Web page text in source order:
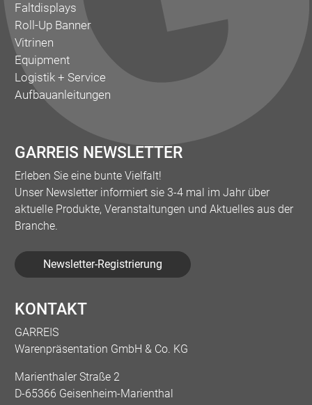
Faltdisplays
Roll-Up Banner
Vitrinen
Equipment
Logistik + Service
Aufbauanleitungen
GARREIS NEWSLETTER
Erleben Sie eine bunte Vielfalt!
Unser Newsletter informiert sie 3-4 mal im Jahr über
aktuelle Produkte, Veranstaltungen und Aktuelles aus der
Branche.
Newsletter-Registrierung
KONTAKT
GARREIS
Warenpräsentation GmbH & Co. KG
Marienthaler Straße 2
D-65366 Geisenheim-Marienthal